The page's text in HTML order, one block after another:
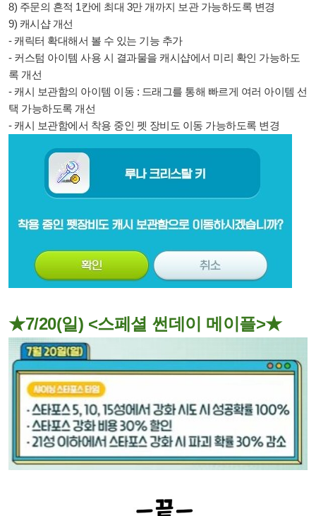
8) 주문의 흔적 1칸에 최대 3만 개까지 보관 가능하도록 변경
9) 캐시샵 개선
- 캐릭터 확대해서 볼 수 있는 기능 추가
- 커스텀 아이템 사용 시 결과물을 캐시샵에서 미리 확인 가능하도
록 개선
- 캐시 보관함의 아이템 이동 : 드래그를 통해 빠르게 여러 아이템 선
택 가능하도록 개선
- 캐시 보관함에서 착용 중인 펫 장비도 이동 가능하도록 변경
★7/20(일) <스페셜 썬데이 메이플>★